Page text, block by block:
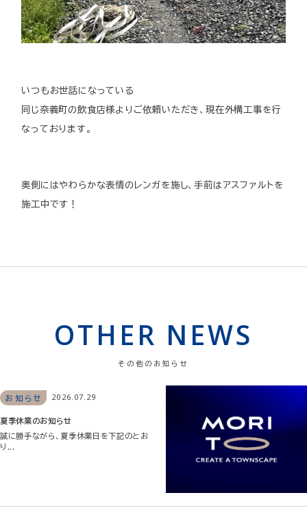
いつもお世話になっている
同じ奈義町の飲食店様よりご依頼いただき、現在外構工事を行
なっております。
奥側にはやわらかな表情のレンガを施し、手前はアスファルトを
施工中です！
OTHER NEWS
その他のお知らせ
お知らせ 2026.07.29
夏季休業のお知らせ
誠に勝手ながら、夏季休業日を下記のとお
り...